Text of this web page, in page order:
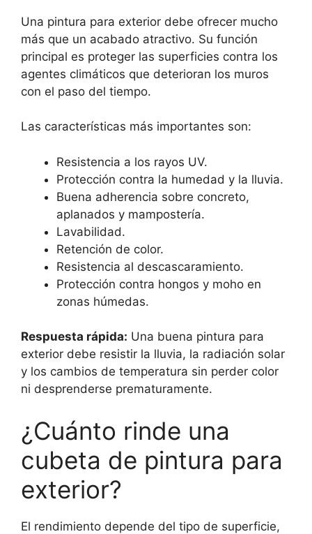
Una pintura para exterior debe ofrecer mucho
más que un acabado atractivo. Su función
principal es proteger las superficies contra los
agentes climáticos que deterioran los muros
con el paso del tiempo.
Las características más importantes son:
Resistencia a los rayos UV.
Protección contra la humedad y la lluvia.
Buena adherencia sobre concreto,
aplanados y mampostería.
Lavabilidad.
Retención de color.
Resistencia al descascaramiento.
Protección contra hongos y moho en
zonas húmedas.
Respuesta rápida: Una buena pintura para
exterior debe resistir la lluvia, la radiación solar
y los cambios de temperatura sin perder color
ni desprenderse prematuramente.
¿Cuánto rinde una
cubeta de pintura para
exterior?
El rendimiento depende del tipo de superficie,